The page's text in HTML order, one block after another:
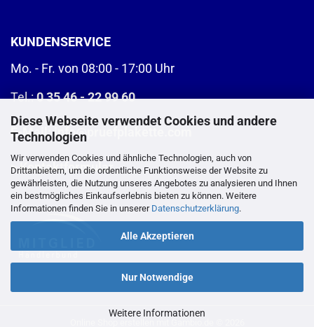
Diese Webseite verwendet Cookies und andere
Technologien
Wir verwenden Cookies und ähnliche Technologien, auch von
Drittanbietern, um die ordentliche Funktionsweise der Website zu
gewährleisten, die Nutzung unseres Angebotes zu analysieren und Ihnen
ein bestmögliches Einkaufserlebnis bieten zu können. Weitere
Informationen finden Sie in unserer Datenschutzerklärung.
Alle Akzeptieren
Nur Notwendige
Weitere Informationen
KUNDENSERVICE
Mo. - Fr. von 08:00 - 17:00 Uhr
Tel.:0 35 46 - 22 99 60
E-Mail:info@pruefplakette.com
>Kontaktformular